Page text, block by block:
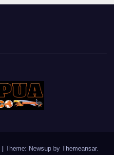
Theme: Newsup by Themeansar.